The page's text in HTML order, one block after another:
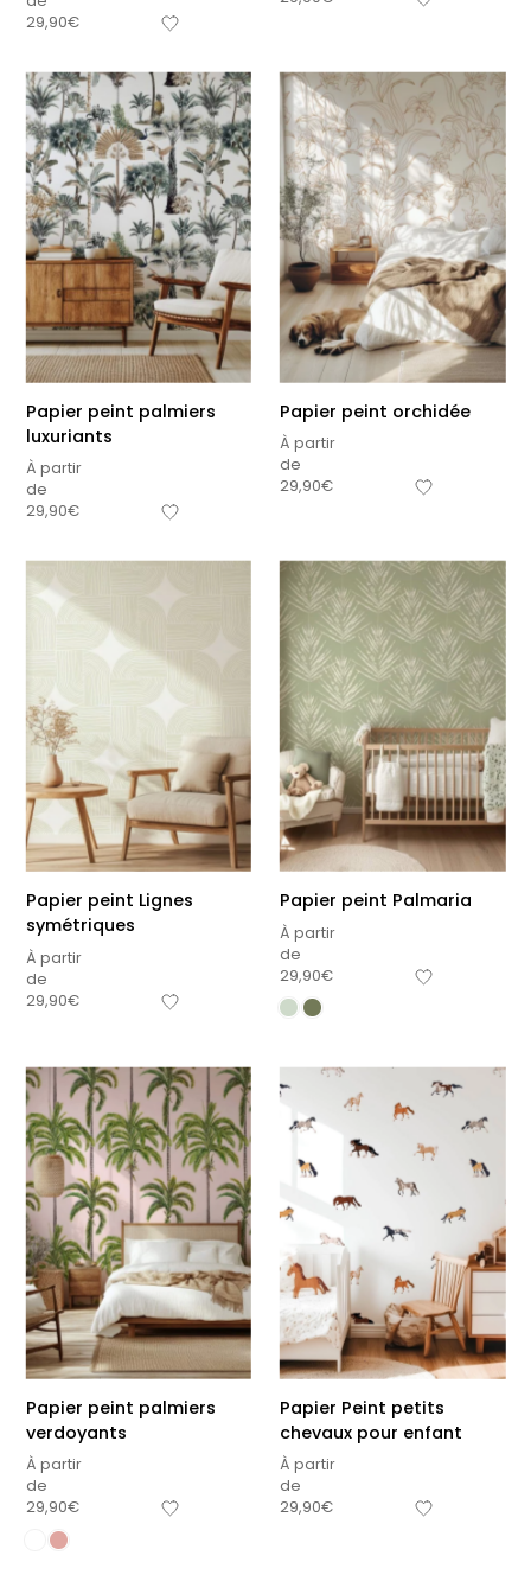
29,90€
Papier peint palmiers
luxuriants
À partir
de
29,90€
Papier peint orchidée
À partir
de
29,90€
Papier peint Lignes
symétriques
À partir
de
29,90€
Papier peint Palmaria
À partir
de
29,90€
Papier peint palmiers
verdoyants
À partir
de
29,90€
Papier Peint petits
chevaux pour enfant
À partir
de
29,90€